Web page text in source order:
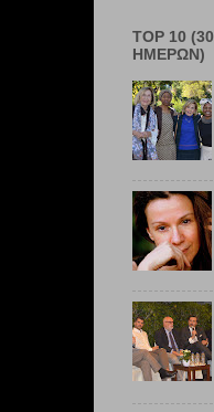
TOP 10 (30
ΗΜΕΡΏΝ)